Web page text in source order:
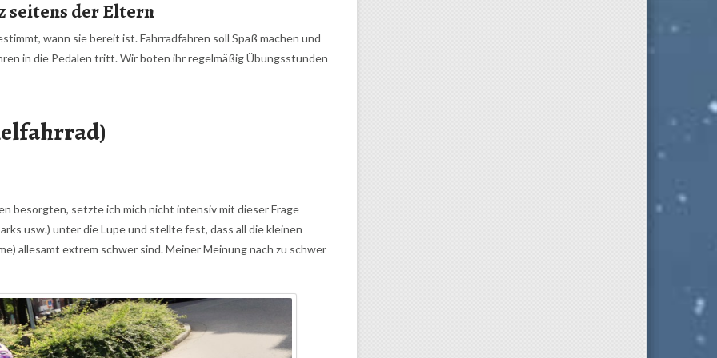
seitens der Eltern
wann sie bereit ist. Fahrradfahren soll Spaß machen und
in die Pedalen tritt. Wir boten ihr regelmäßig Übungsstunden
besorgten, setzte ich mich nicht intensiv mit dieser Frage
usw.) unter die Lupe und stellte fest, dass all die kleinen
allesamt extrem schwer sind. Meiner Meinung nach zu schwer